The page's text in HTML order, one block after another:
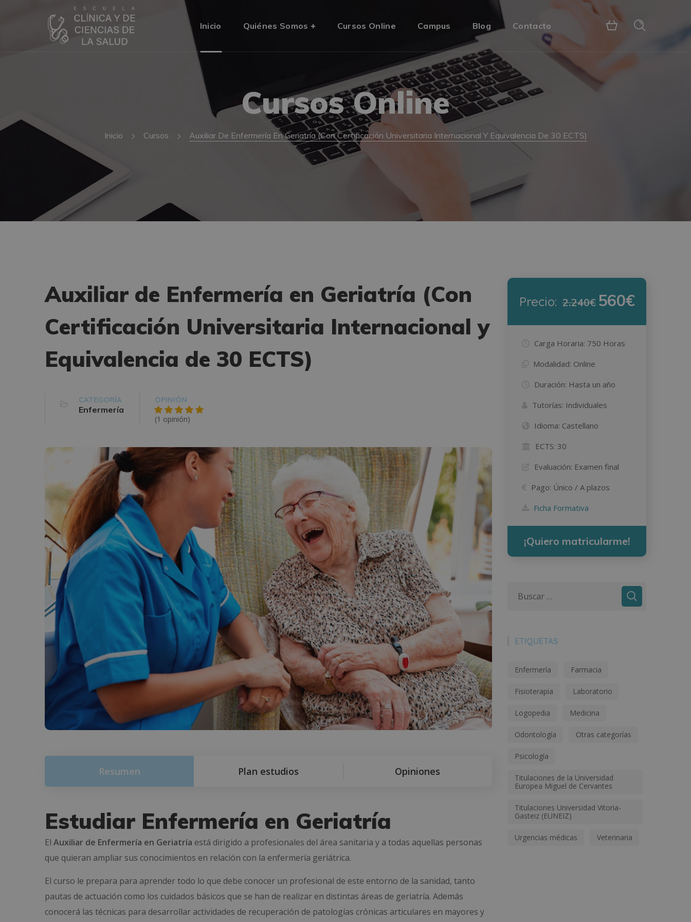
Inicio Quiénes Somos Cursos Online Campus Blog Contacto
Cursos Online
Inicio Cursos Auxiliar De Enfermería En Geriatría (Con Certificación Universitaria Internacional Y Equivalencia De 30 ECTS)
Auxiliar de Enfermería en Geriatría (Con
Certificación Universitaria Internacional y
Equivalencia de 30 ECTS)
CATEGORÍA
Enfermería
OPINIÓN
(1 opinión)
Resumen Plan estudios Opiniones
Estudiar Enfermería en Geriatría
El Auxiliar de Enfermería en Geriatría está dirigido a profesionales del área sanitaria y a todas aquellas personas
que quieran ampliar sus conocimientos en relación con la enfermería geriátrica.
El curso le prepara para aprender todo lo que debe conocer un profesional de este entorno de la sanidad, tanto
pautas de actuación como los cuidados básicos que se han de realizar en distintas áreas de geriatría. Además
conocerá las técnicas para desarrollar actividades de recuperación de patologías crónicas articulares en mayores y
Precio: 2.240€ 560€
Carga Horaria: 750 Horas
Modalidad: Online
Duración: Hasta un año
Tutorías: Individuales
Idioma: Castellano
ECTS: 30
Evaluación: Examen final
Pago: Único / A plazos
Ficha Formativa
¡Quiero matricularme!
ETIQUETAS
Enfermería Farmacia
Fisioterapia Laboratorio
Logopedia Medicina
Odontología Otras categorías
Psicología
Titulaciones de la Universidad
Europea Miguel de Cervantes
Titulaciones Universidad Vitoria-
Gasteiz (EUNEIZ)
Urgencias médicas Veterinaria